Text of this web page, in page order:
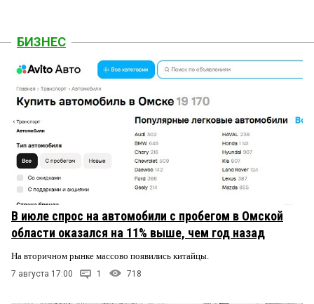
БИЗНЕС
В июле спрос на автомобили с пробегом в Омской
области оказался на 11% выше, чем год назад
На вторичном рынке массово появились китайцы.
7 августа 17:00 1 718